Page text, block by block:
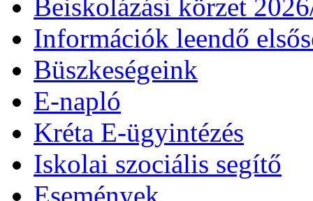
Beiskolázási körzet
Információk leendő
Büszkeségeink
E-napló
Kréta E-ügyintézés
Iskolai szociális segítő